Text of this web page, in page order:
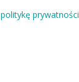
politykę prywatności